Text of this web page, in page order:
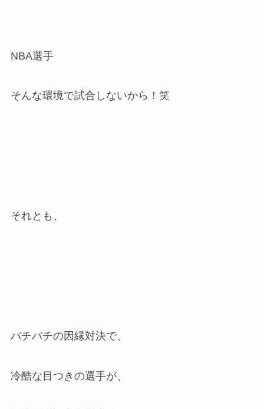
NBA選手
そんな環境で試合しないから！笑
それとも、
バチバチの因縁対決で、
冷酷な目つきの選手が、